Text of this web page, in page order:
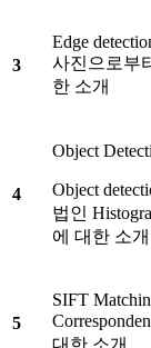
3
Edge
사진으로부
한 소개
4
Object
Object
법인
에 대한 소개
5
SIFT
대한 소개